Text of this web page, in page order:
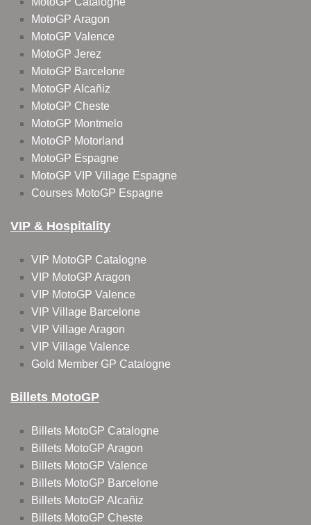
MotoGP Aragon
MotoGP Valence
MotoGP Jerez
MotoGP Barcelone
MotoGP Alcañiz
MotoGP Cheste
MotoGP Montmelo
MotoGP Motorland
MotoGP Espagne
MotoGP VIP Village Espagne
Courses MotoGP Espagne
VIP & Hospitality
VIP MotoGP Catalogne
VIP MotoGP Aragon
VIP MotoGP Valence
VIP Village Barcelone
VIP Village Aragon
VIP Village Valence
Gold Member GP Catalogne
Billets MotoGP
Billets MotoGP Catalogne
Billets MotoGP Aragon
Billets MotoGP Valence
Billets MotoGP Barcelone
Billets MotoGP Alcañiz
Billets MotoGP Cheste